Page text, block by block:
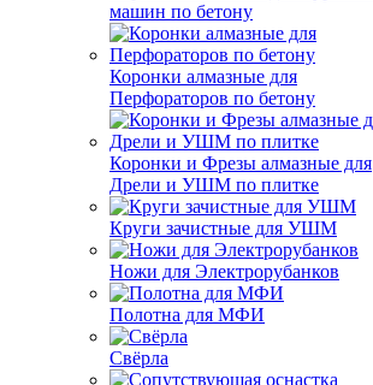
машин по бетону
Коронки алмазные для
Перфораторов по бетону
Коронки и Фрезы алмазные для
Дрели и УШМ по плитке
Круги зачистные для УШМ
Ножи для Электрорубанков
Полотна для МФИ
Свёрла